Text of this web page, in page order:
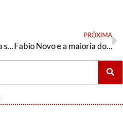
Em 2017, a AE realizava seu 4° Congresso Nacional
PRÓXIMA
Fabio Novo e a maioria do PT em Teresina